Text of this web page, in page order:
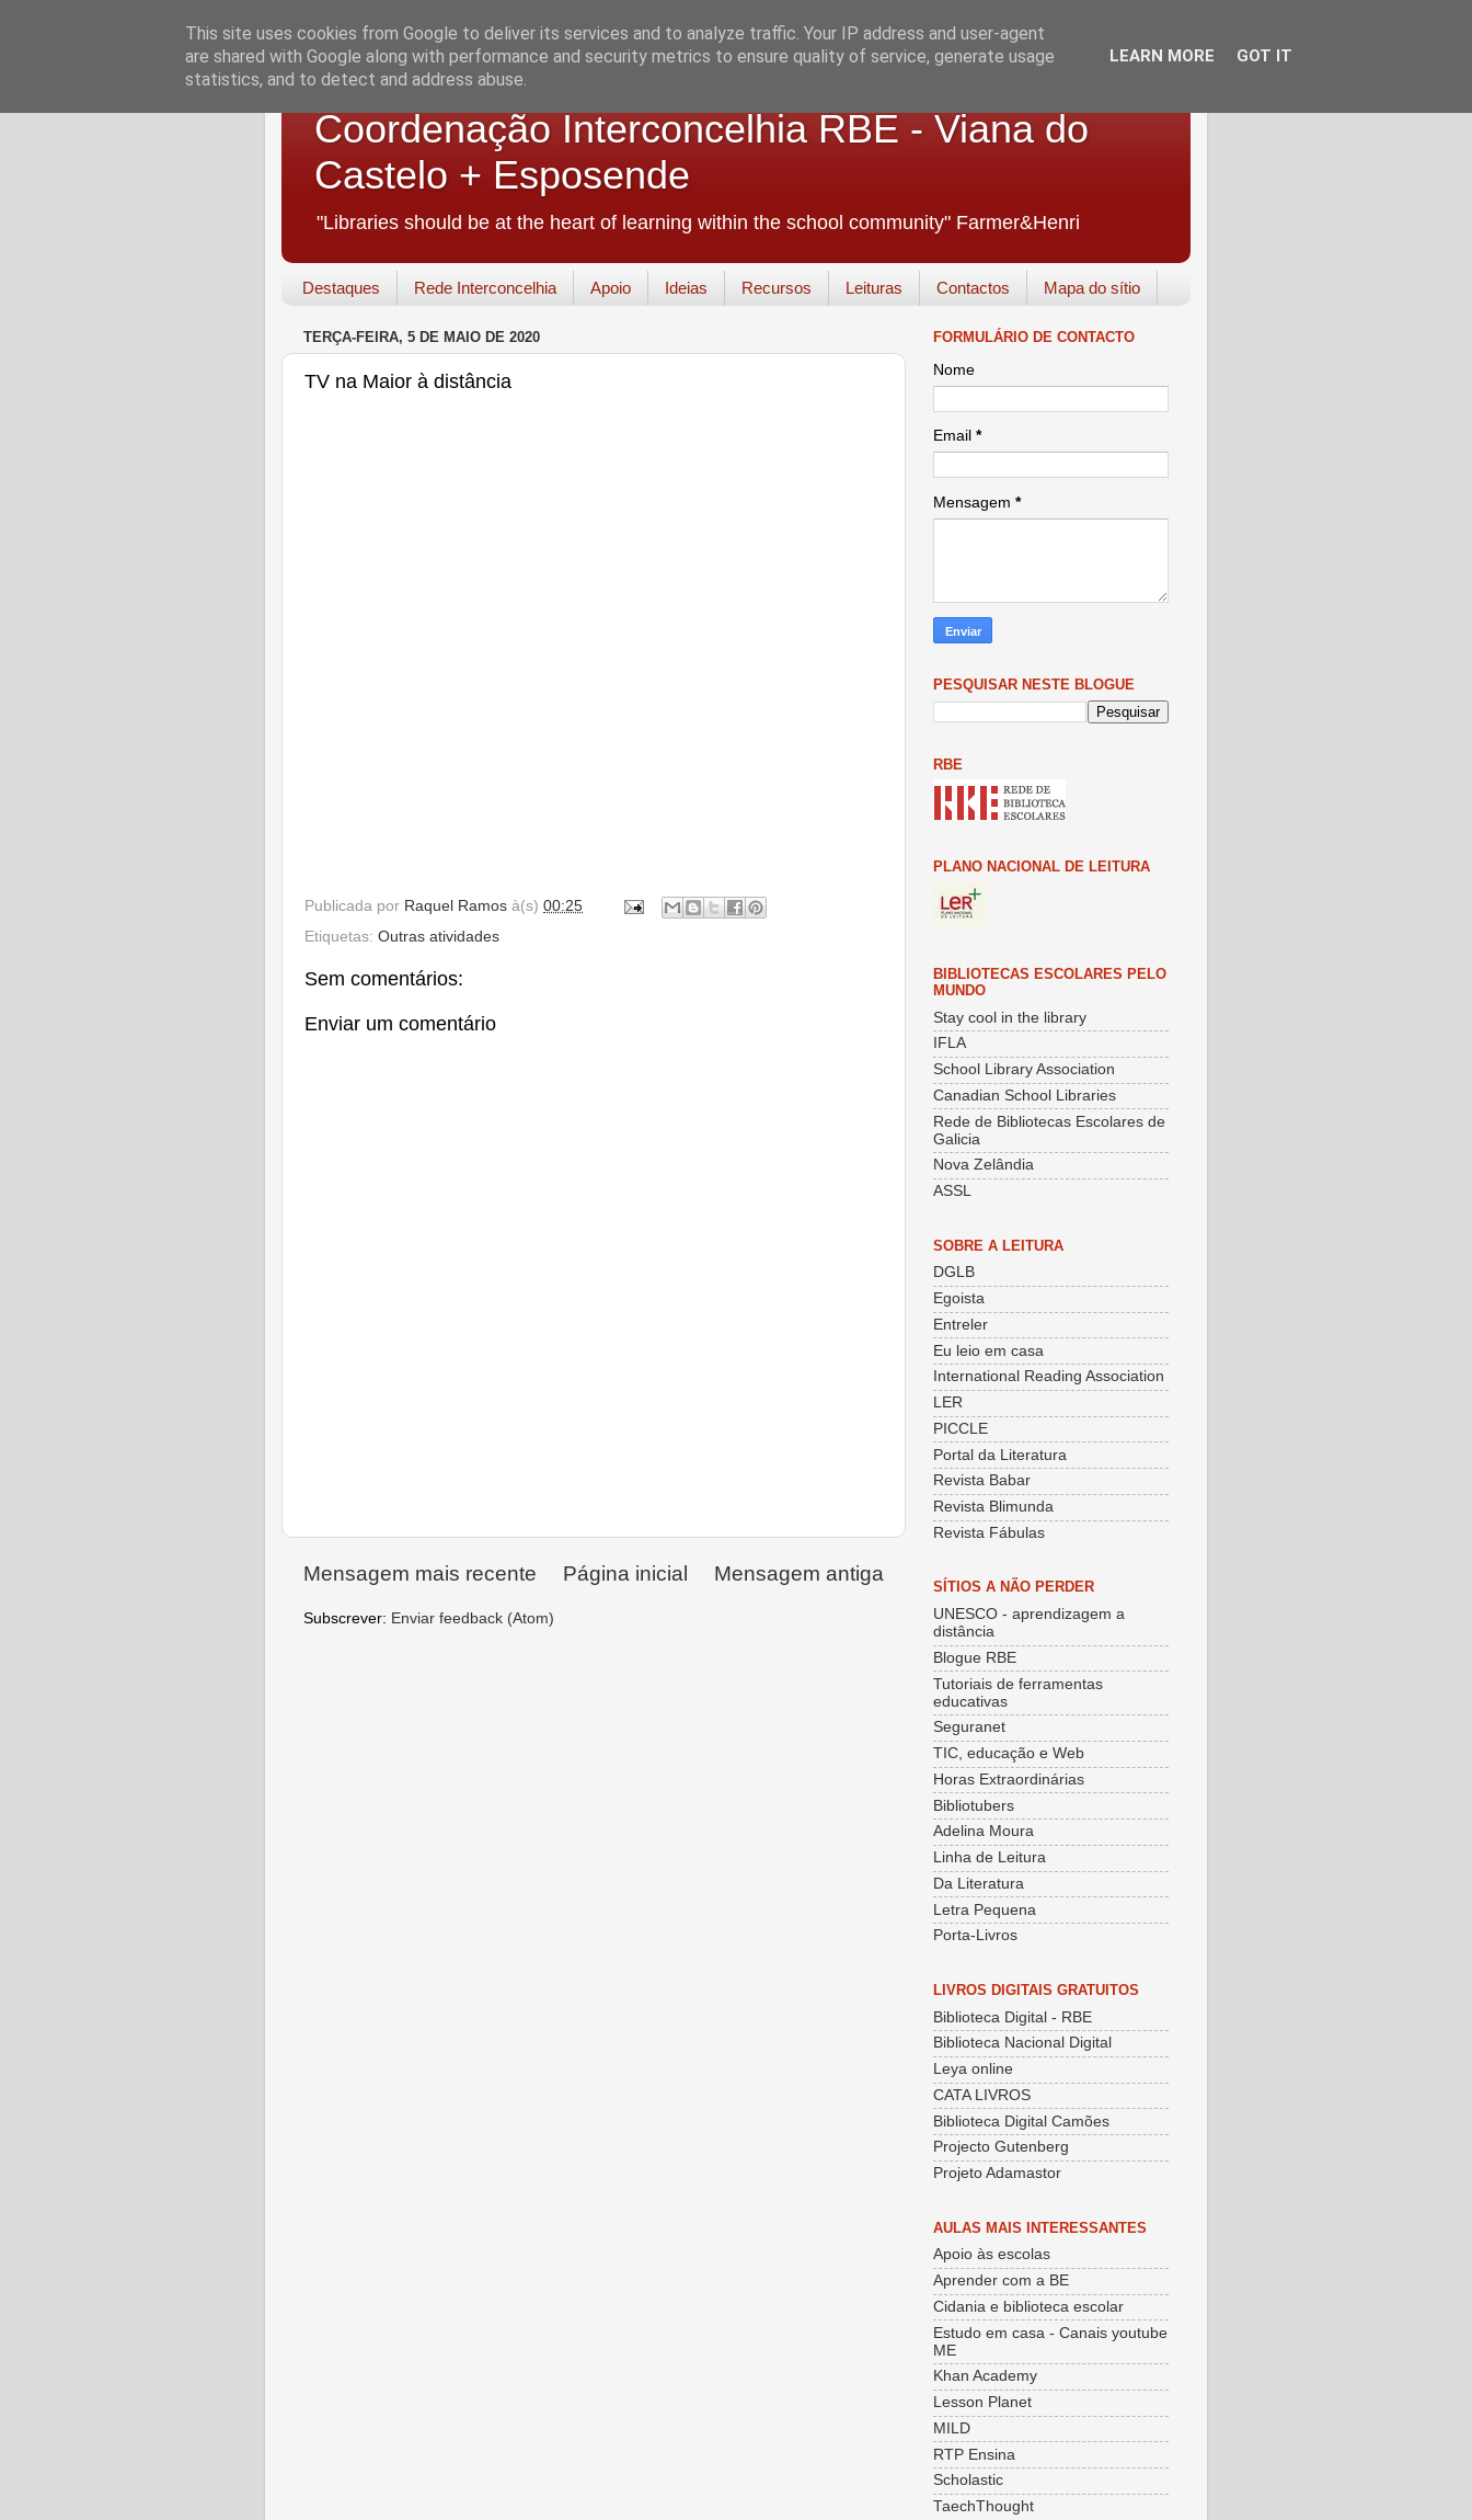
Coordenação Interconcelhia RBE - Viana do
Castelo + Esposende
"Libraries should be at the heart of learning within the school community" Farmer&Henri
Destaques Rede Interconcelhia Apoio Ideias Recursos Leituras Contactos Mapa do sítio
TERÇA-FEIRA, 5 DE MAIO DE 2020
TV na Maior à distância
Publicada por Raquel Ramos à(s) 00:25
Etiquetas: Outras atividades
Sem comentários:
Enviar um comentário
Mensagem mais recente Mensagem antiga
Página inicial
Subscrever: Enviar feedback (Atom)
FORMULÁRIO DE CONTACTO
Nome
Email *
Mensagem *
PESQUISAR NESTE BLOGUE
RBE
PLANO NACIONAL DE LEITURA
BIBLIOTECAS ESCOLARES PELO
MUNDO
Stay cool in the library
IFLA
School Library Association
Canadian School Libraries
Rede de Bibliotecas Escolares de
Galicia
Nova Zelândia
ASSL
SOBRE A LEITURA
DGLB
Egoista
Entreler
Eu leio em casa
International Reading Association
LER
PICCLE
Portal da Literatura
Revista Babar
Revista Blimunda
Revista Fábulas
SÍTIOS A NÃO PERDER
UNESCO - aprendizagem a
distância
Blogue RBE
Tutoriais de ferramentas
educativas
Seguranet
TIC, educação e Web
Horas Extraordinárias
Bibliotubers
Adelina Moura
Linha de Leitura
Da Literatura
Letra Pequena
Porta-Livros
LIVROS DIGITAIS GRATUITOS
Biblioteca Digital - RBE
Biblioteca Nacional Digital
Leya online
CATA LIVROS
Biblioteca Digital Camões
Projecto Gutenberg
Projeto Adamastor
AULAS MAIS INTERESSANTES
Apoio às escolas
Aprender com a BE
Cidania e biblioteca escolar
Estudo em casa - Canais youtube
ME
Khan Academy
Lesson Planet
MILD
RTP Ensina
Scholastic
TaechThought
This site uses cookies from Google to deliver its services and to analyze traffic. Your IP address and user-agent
are shared with Google along with performance and security metrics to ensure quality of service, generate usage
statistics, and to detect and address abuse.
LEARN MORE GOT IT